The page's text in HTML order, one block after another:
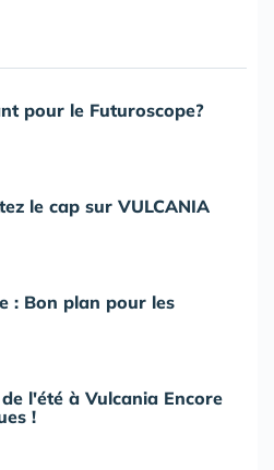
pour le Futuroscope?
le cap sur VULCANIA
: Bon plan pour les
l'été à Vulcania Encore
!